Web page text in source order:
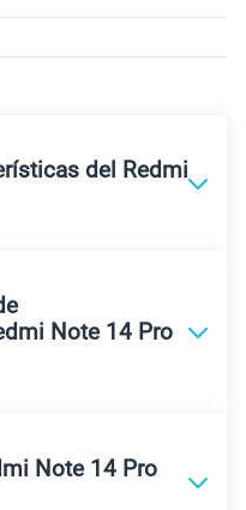
del Redmi
Note 14 Pro
Note 14 Pro